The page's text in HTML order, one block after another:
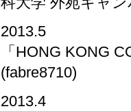
2013.5
「HONG KONG
(fabre8710)
2013.4